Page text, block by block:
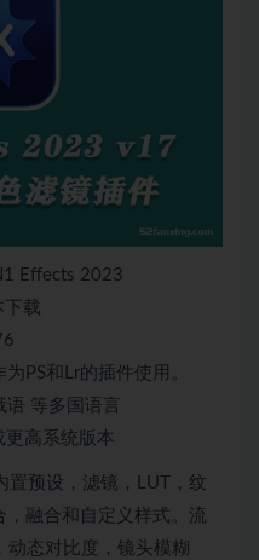
Effects 2023
载
PS和Lr的插件使用。
等多国语言
高系统版本
置预设，滤镜，LUT，纹
融合和自定义样式。流
动态对比度，镜头模糊